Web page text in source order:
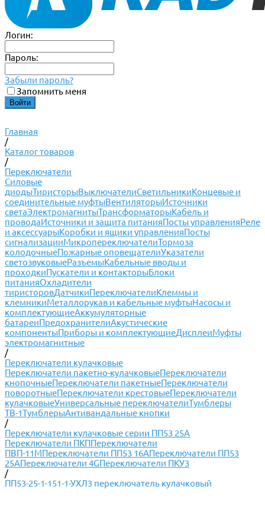
Логин:
Пароль:
Забыли пароль?
Запомнить меня
Главная
/
Каталог товаров
/
Переключатели
Силовые
диодыТиристорыВыключателиСветильникиКонцевые и
соединительные муфтыВентиляторыИсточники
светаЭлектромагнитыТрансформаторыКабель и
проводаИсточники и защита питанияПосты управленияРеле
и аксессуарыКоробки и ящики управленияПосты
сигнализацииМикропереключателиТормоза
колодочныеПожарные оповещателиУказатели
светозвуковыеРазъемыКабельные вводы и
проходкиПускатели и контакторыБлоки
питанияОхладители
тиристоровДатчикиПереключателиКлеммы и
клемникиМеталлорукав и кабельные муфтыНасосы и
комплектующиеАккумуляторные
батареиПредохранителиАкустические
компонентыПриборы и комплектующиеДисплеиМуфты
электромагнитные
/
Переключатели кулачковые
Переключатели пакетно-кулачковыеПереключатели
кнопочныеПереключатели пакетныеПереключатели
поворотныеПереключатели крестовыеПереключатели
кулачковыеУниверсальные переключателиТумблеры
ТВ-1ТумблерыАнтивандальные кнопки
/
Переключатели кулачковые серии ПП53 25А
Переключатели ПКППереключатели
ПВП-11МПереключатели ПП53 16АПереключатели ПП53
25АПереключатели 4GПереключатели ПКУ3
/
ПП53-25-1-151-1-УХЛ3 переключатель кулачковый